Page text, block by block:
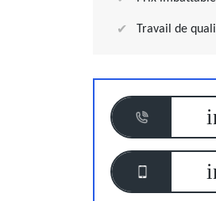
Travail de